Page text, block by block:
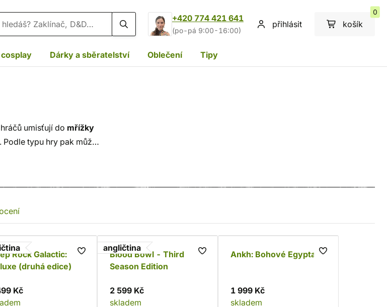
+420 774 421 641
(po-pá 9:00-16:00)
přihlásit košík
0
cosplay Dárky a sběratelství Oblečení Tipy
umisťují do mřížky
. Podle typu hry pak může
Rock Galactic:
(druhá edice)
Kč
angličtina
Blood Bowl - Third
Season Edition
2 599 Kč
skladem
Ankh: Bohové Egypta
1 999 Kč
skladem